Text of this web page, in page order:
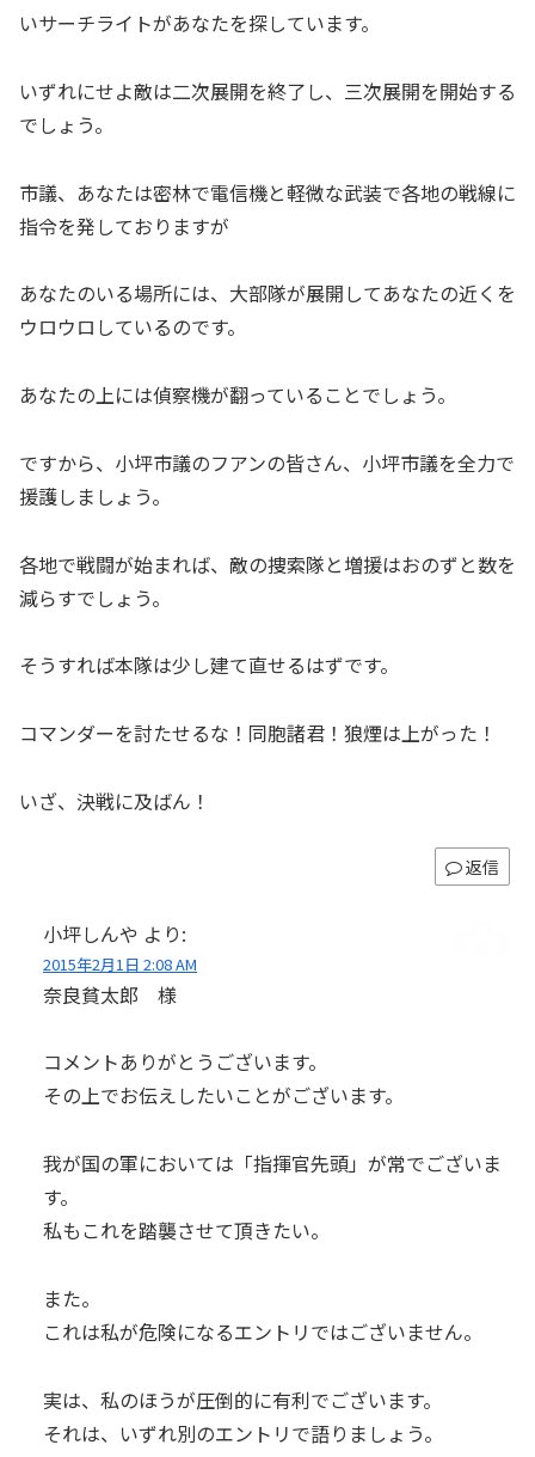
いサーチライトがあなたを探しています。
いずれにせよ敵は二次展開を終了し、三次展開を開始する
でしょう。
市議、あなたは密林で電信機と軽微な武装で各地の戦線に
指令を発しておりますが
あなたのいる場所には、大部隊が展開してあなたの近くを
ウロウロしているのです。
あなたの上には偵察機が翻っていることでしょう。
ですから、小坪市議のフアンの皆さん、小坪市議を全力で
援護しましょう。
各地で戦闘が始まれば、敵の捜索隊と増援はおのずと数を
減らすでしょう。
そうすれば本隊は少し建て直せるはずです。
コマンダーを討たせるな！同胞諸君！狼煙は上がった！
いざ、決戦に及ばん！
返信
小坪しんや より:
2015年2月1日 2:08 AM
奈良貧太郎 様
コメントありがとうございます。
その上でお伝えしたいことがございます。
我が国の軍においては「指揮官先頭」が常でございま
す。
私もこれを踏襲させて頂きたい。
また。
これは私が危険になるエントリではございません。
実は、私のほうが圧倒的に有利でございます。
それは、いずれ別のエントリで語りましょう。